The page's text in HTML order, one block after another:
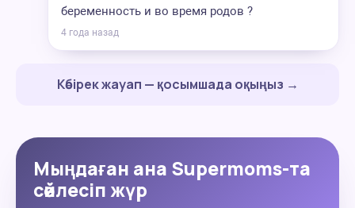
беременность и во время родов ?
4 года назад
Көбірек жауап — қосымшада оқыңыз →
Мыңдаған ана Supermoms-та
сөйлесіп жүр